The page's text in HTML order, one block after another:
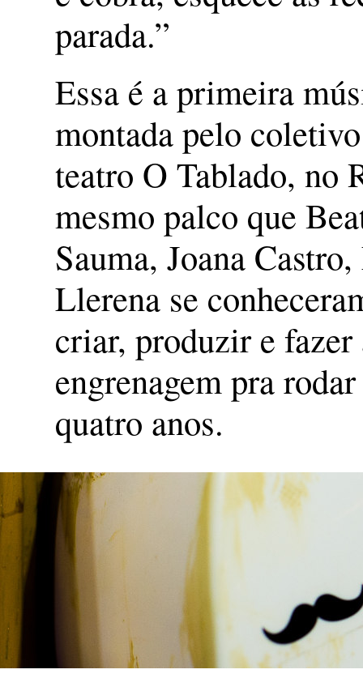
parada.”
Essa é a primeira
montada pelo
teatro O Tablado, no
mesmo palco que
Sauma, Joana
Llerena se
criar, produzir e
engrenagem pra
quatro anos.